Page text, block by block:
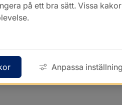
på ett bra sätt. Vissa
Anpassa